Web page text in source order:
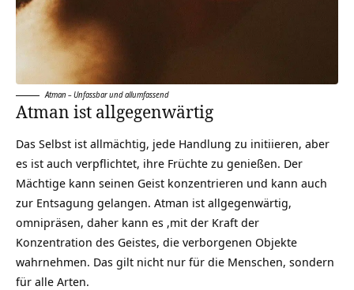
Atman – Unfassbar und allumfassend
Atman ist allgegenwärtig
Das Selbst ist allmächtig, jede Handlung zu initiieren, aber
es ist auch verpflichtet, ihre Früchte zu genießen. Der
Mächtige kann seinen Geist konzentrieren und kann auch
zur Entsagung gelangen. Atman ist allgegenwärtig,
omnipräsen, daher kann es ,mit der Kraft der
Konzentration des Geistes, die verborgenen Objekte
wahrnehmen. Das gilt nicht nur für die Menschen, sondern
für alle Arten.